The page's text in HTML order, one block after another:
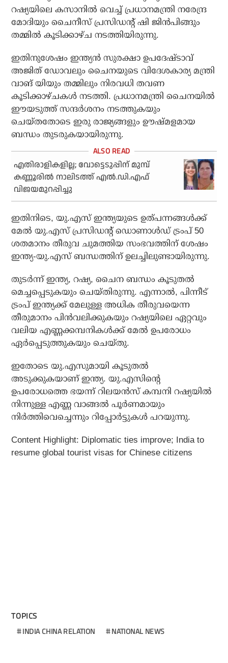
റഷ്യയിലെ കസാനില്‍ വെച്ച് പ്രധാനമന്ത്രി നരേന്ദ്ര
മോദിയും ചൈനീസ് പ്രസിഡന്റ് ഷി ജിന്‍പിങ്ങും
തമ്മില്‍ കൂടിക്കാഴ്ച നടത്തിയിരുന്നു.
ഇതിനുശേഷം ഇന്ത്യന്‍ സുരക്ഷാ ഉപദേഷ്ടാവ്
അജിത് ഡോവലും ചൈനയുടെ വിദേശകാര്യ മന്ത്രി
വാങ് യിയും തമ്മിലും നിരവധി തവണ
കൂടിക്കാഴ്ചകള്‍ നടത്തി. പ്രധാനമന്ത്രി ചൈനയില്‍
ഈയടുത്ത് സന്ദര്‍ശനം നടത്തുകയും
ചെയ്തതോടെ ഇരു രാജ്യങ്ങളും ഊഷ്മളമായ
ബന്ധം തുടരുകയായിരുന്നു.
എതിരാളികളില്ല; വോട്ടെടുപ്പിന് മുമ്പ്
കണ്ണൂരില്‍ നാലിടത്ത് എല്‍.ഡി.എഫ്
വിജയമുറപ്പിച്ചു
ഇതിനിടെ, യു.എസ് ഇന്ത്യയുടെ ഉത്പന്നങ്ങള്‍ക്ക്
മേല്‍ യു.എസ് പ്രസിഡന്റ് ഡൊണാള്‍ഡ് ട്രംപ് 50
ശതമാനം തീരുവ ചുമത്തിയ സംഭവത്തിന് ശേഷം
ഇന്ത്യ-യു.എസ് ബന്ധത്തിന് ഉലച്ചിലുണ്ടായിരുന്നു.
തുടര്‍ന്ന് ഇന്ത്യ, റഷ്യ, ചൈന ബന്ധം കൂടുതല്‍
മെച്ചപ്പെടുകയും ചെയ്തിരുന്നു. എന്നാല്‍, പിന്നീട്
ട്രംപ് ഇന്ത്യക്ക് മേലുള്ള അധിക തീരുവയെന്ന
തീരുമാനം പിന്‍വലിക്കുകയും റഷ്യയിലെ ഏറ്റവും
വലിയ എണ്ണക്കമ്പനികള്‍ക്ക് മേല്‍ ഉപരോധം
ഏര്‍പ്പെടുത്തുകയും ചെയ്തു.
ഇതോടെ യു.എസുമായി കൂടുതല്‍
അടുക്കുകയാണ് ഇന്ത്യ. യു.എസിന്റെ
ഉപരോധത്തെ ഭയന്ന് റിലയന്‍സ് കമ്പനി റഷ്യയില്‍
നിന്നുള്ള എണ്ണ വാങ്ങല്‍ പൂര്‍ണമായും
നിര്‍ത്തിവെച്ചെന്നും റിപ്പോര്‍ട്ടുകള്‍ പറയുന്നു.
Content Highlight: Diplomatic ties improve; India to
resume global tourist visas for Chinese citizens
TOPICS
INDIA CHINA RELATION NATIONAL NEWS